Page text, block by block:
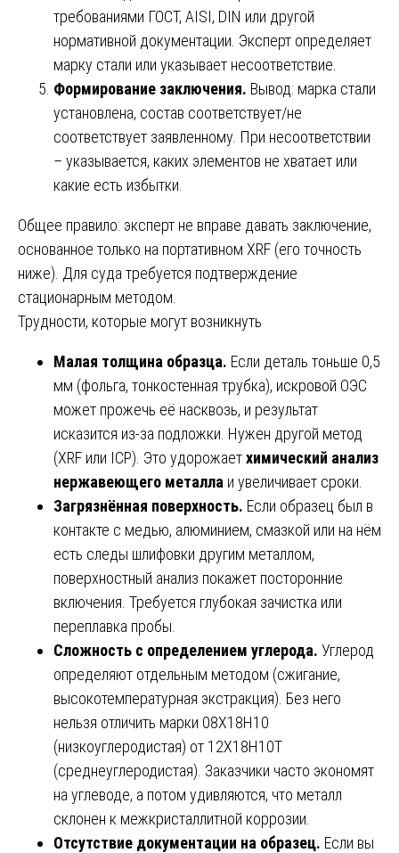
требованиями ГОСТ, AISI, DIN или другой
нормативной документации. Эксперт определяет
марку стали или указывает несоответствие.
Формирование заключения. Вывод: марка стали
установлена, состав соответствует/не
соответствует заявленному. При несоответствии
– указывается, каких элементов не хватает или
какие есть избытки.
Общее правило: эксперт не вправе давать заключение,
основанное только на портативном XRF (его точность
ниже). Для суда требуется подтверждение
стационарным методом.
Трудности, которые могут возникнуть
Малая толщина образца. Если деталь тоньше 0,5
мм (фольга, тонкостенная трубка), искровой ОЭС
может прожечь её насквозь, и результат
исказится из-за подложки. Нужен другой метод
(XRF или ICP). Это удорожаетхимический анализ
нержавеющего металла и увеличивает сроки.
Загрязнённая поверхность. Если образец был в
контакте с медью, алюминием, смазкой или на нём
есть следы шлифовки другим металлом,
поверхностный анализ покажет посторонние
включения. Требуется глубокая зачистка или
переплавка пробы.
Сложность с определением углерода. Углерод
определяют отдельным методом (сжигание,
высокотемпературная экстракция). Без него
нельзя отличить марки 08Х18Н10
(низкоуглеродистая) от 12Х18Н10Т
(среднеуглеродистая). Заказчики часто экономят
на углеводе, а потом удивляются, что металл
склонен к межкристаллитной коррозии.
Отсутствие документации на образец. Если вы